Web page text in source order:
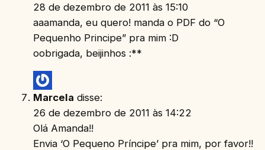
28 de dezembro de 2011 às 15:10
aaamanda, eu quero! manda o PDF do “O
Pequenho Principe” pra mim :D
oobrigada, beijinhos :**
Marcela disse:
26 de dezembro de 2011 às 14:22
Olá Amanda!!
Envia ‘O Pequeno Príncipe’ pra mim, por favor!!